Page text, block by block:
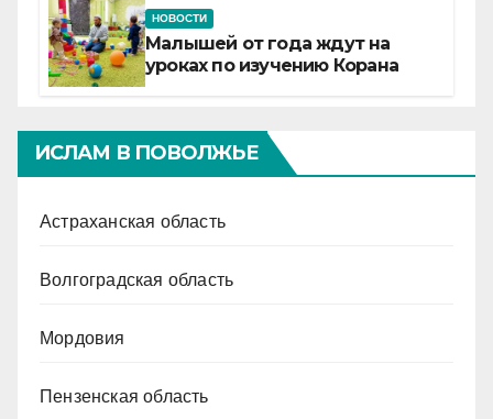
НОВОСТИ
Малышей от года ждут на
уроках по изучению Корана
ИСЛАМ В ПОВОЛЖЬЕ
Астраханская область
Волгоградская область
Мордовия
Пензенская область